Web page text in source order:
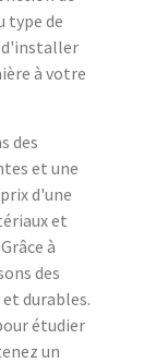
type de
d'installer
à votre
des
et une
d'une
et
à
des
durables.
étudier
un